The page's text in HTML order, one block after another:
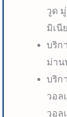
วูด
มิเนี
บริก
ม่าน
บริก
วอล
วอล